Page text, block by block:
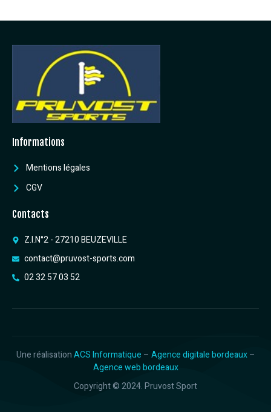
Informations
Mentions légales
CGV
Contacts
Z.I.N°2 - 27210 BEUZEVILLE
contact@pruvost-sports.com
02 32 57 03 52
Une réalisationACS Informatique – Agence digitale bordeaux–
Agence web bordeaux
Copyright © 2024. Pruvost Sport